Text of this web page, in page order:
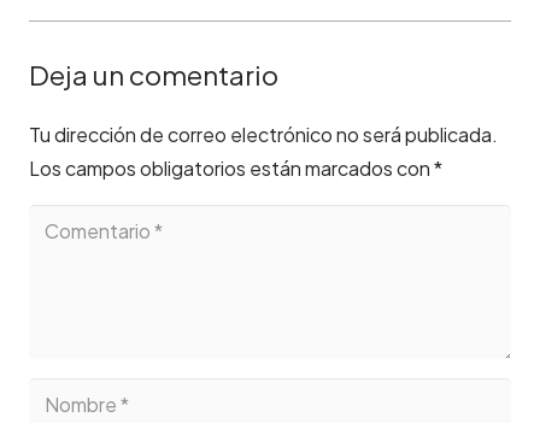
Deja un comentario
Tu dirección de correo electrónico no será publicada.
Los campos obligatorios están marcados con*